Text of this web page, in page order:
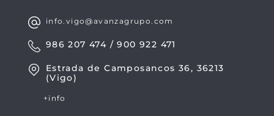
info.vigo@avanzagrupo.com
986 207 474 / 900 922 471
Estrada de Camposancos 36, 36213
(Vigo)
+info